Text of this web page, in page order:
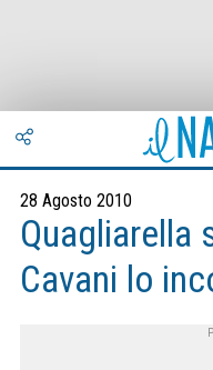
28 Agosto 2010
Quagliarella
Cavani lo